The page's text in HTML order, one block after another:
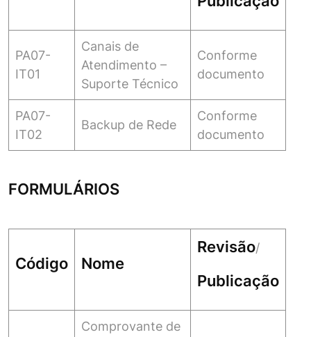
PA07-
IT01
Canais de
Atendimento –
Suporte Técnico
Conforme
documento
PA07-
IT02
Backup de Rede
Conforme
documento
FORMULÁRIOS
Código Nome
Revisão/
Publicação
Comprovante de